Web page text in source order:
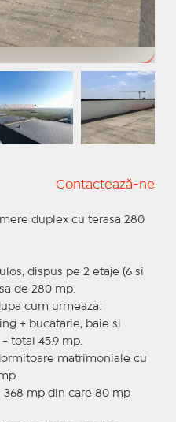
Contactează-ne
duplex cu terasa 280
dispus pe 2 etaje (6 si
de 280 mp.
cum urmeaza:
+ bucatarie, baie si
total 45.9 mp.
matrimoniale cu
368 mp din care 80 mp